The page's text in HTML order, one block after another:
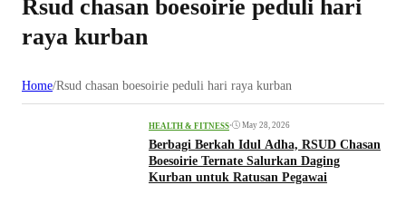
Rsud chasan boesoirie peduli hari
raya kurban
Home/Rsud chasan boesoirie peduli hari raya kurban
HEALTH & FITNESS• May 28, 2026
Berbagi Berkah Idul Adha, RSUD Chasan
Boesoirie Ternate Salurkan Daging
Kurban untuk Ratusan Pegawai